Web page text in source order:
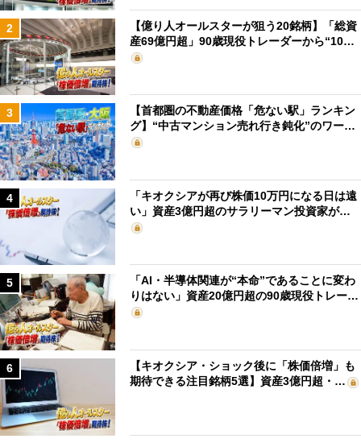
2
【億り人オールスターが狙う20銘柄】「総資
産69億円超」90歳現役トレーダーから“10…
3
【首都圏の不動産価格「危ない駅」ランキン
グ】“中古マンション売れ行き鈍化”のワー…
4
「キオクシアが再び株価10万円になる日は遠
い」資産3億円超のサラリーマン投資家が…
5
「AI・半導体関連が“本命”であることに変わ
りはない」資産20億円超の90歳現役トレー…
6
【キオクシア・ショック後に「株価倍増」も
期待できる注目銘柄5選】資産3億円超・…